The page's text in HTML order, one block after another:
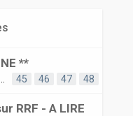
**
45 46 47 48
RRF - A LIRE